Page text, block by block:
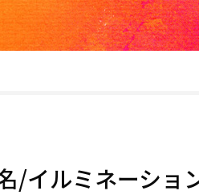
/イルミネーショ